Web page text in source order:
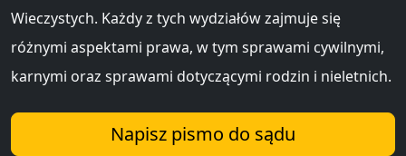
Wieczystych. Każdy z tych wydziałów zajmuje się
różnymi aspektami prawa, w tym sprawami cywilnymi,
karnymi oraz sprawami dotyczącymi rodzin i nieletnich.
Napisz pismo do sądu